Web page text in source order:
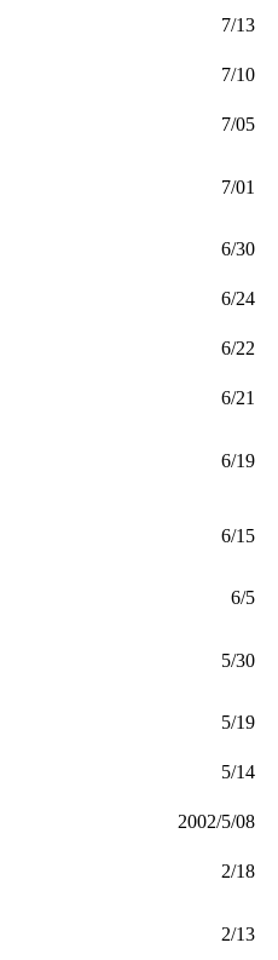
7/13
7/10
7/05
7/01
6/30
6/24
6/22
6/21
6/19
6/15
6/5
5/30
5/19
5/14
2002/5/08
2/18
2/13